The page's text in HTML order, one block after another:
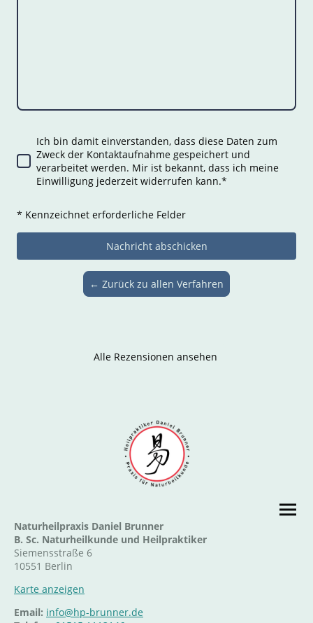
Ich bin damit einverstanden, dass diese Daten zum
Zweck der Kontaktaufnahme gespeichert und
verarbeitet werden. Mir ist bekannt, dass ich meine
Einwilligung jederzeit widerrufen kann.*
* Kennzeichnet erforderliche Felder
Nachricht abschicken
← Zurück zu allen Verfahren
Alle Rezensionen ansehen
Naturheilpraxis Daniel Brunner
B. Sc. Naturheilkunde und Heilpraktiker
Siemensstraße 6
10551 Berlin
Karte anzeigen
Email: info@hp-brunner.de